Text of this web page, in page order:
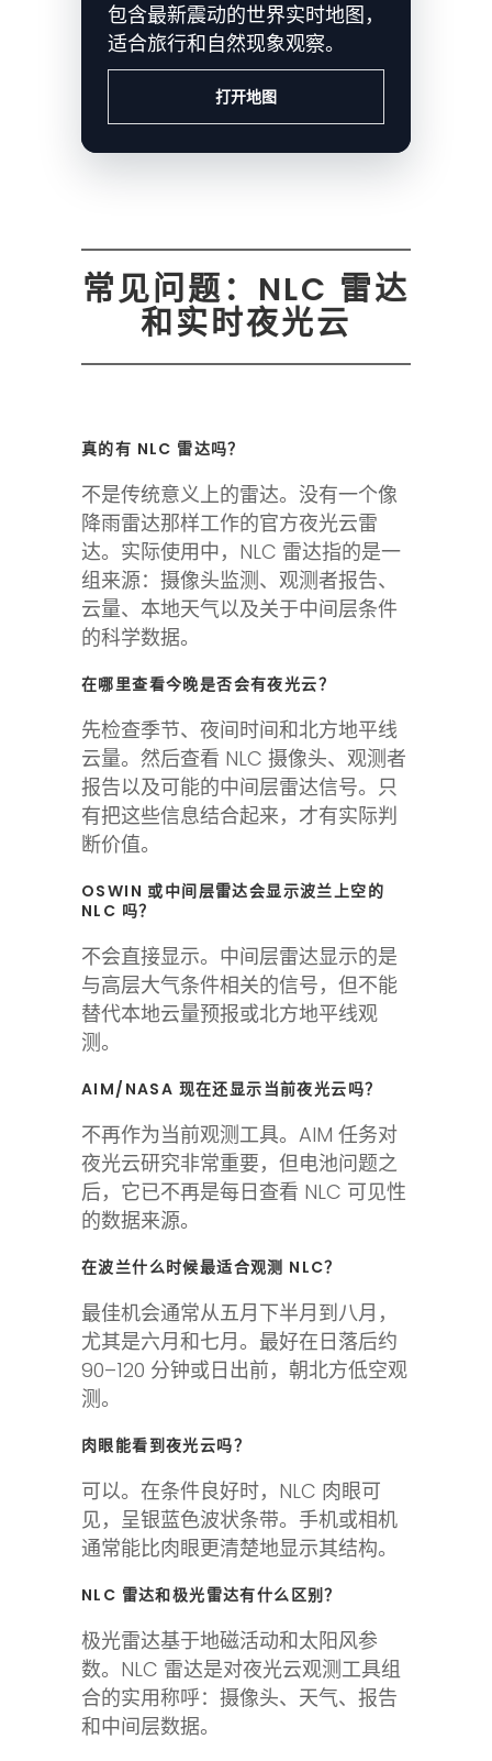
包含最新震动的世界实时地图，
适合旅行和自然现象观察。
打开地图
常见问题：NLC 雷达
和实时夜光云
真的有 NLC 雷达吗？
不是传统意义上的雷达。没有一个像
降雨雷达那样工作的官方夜光云雷
达。实际使用中，NLC 雷达指的是一
组来源：摄像头监测、观测者报告、
云量、本地天气以及关于中间层条件
的科学数据。
在哪里查看今晚是否会有夜光云？
先检查季节、夜间时间和北方地平线
云量。然后查看 NLC 摄像头、观测者
报告以及可能的中间层雷达信号。只
有把这些信息结合起来，才有实际判
断价值。
OSWIN 或中间层雷达会显示波兰上空的
NLC 吗？
不会直接显示。中间层雷达显示的是
与高层大气条件相关的信号，但不能
替代本地云量预报或北方地平线观
测。
AIM/NASA 现在还显示当前夜光云吗？
不再作为当前观测工具。AIM 任务对
夜光云研究非常重要，但电池问题之
后，它已不再是每日查看 NLC 可见性
的数据来源。
在波兰什么时候最适合观测 NLC？
最佳机会通常从五月下半月到八月，
尤其是六月和七月。最好在日落后约
90–120 分钟或日出前，朝北方低空观
测。
肉眼能看到夜光云吗？
可以。在条件良好时，NLC 肉眼可
见，呈银蓝色波状条带。手机或相机
通常能比肉眼更清楚地显示其结构。
NLC 雷达和极光雷达有什么区别？
极光雷达基于地磁活动和太阳风参
数。NLC 雷达是对夜光云观测工具组
合的实用称呼：摄像头、天气、报告
和中间层数据。